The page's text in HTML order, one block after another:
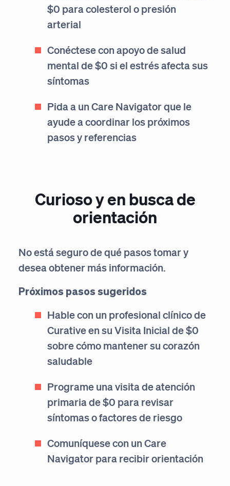
$0 para colesterol o presión
arterial
Conéctese con apoyo de salud
mental de $0 si el estrés afecta sus
síntomas
Pida a un Care Navigator que le
ayude a coordinar los próximos
pasos y referencias
Curioso y en busca de
orientación
No está seguro de qué pasos tomar y
desea obtener más información.
Próximos pasos sugeridos
Hable con un profesional clínico de
Curative en su Visita Inicial de $0
sobre cómo mantener su corazón
saludable
Programe una visita de atención
primaria de $0 para revisar
síntomas o factores de riesgo
Comuníquese con un Care
Navigator para recibir orientación